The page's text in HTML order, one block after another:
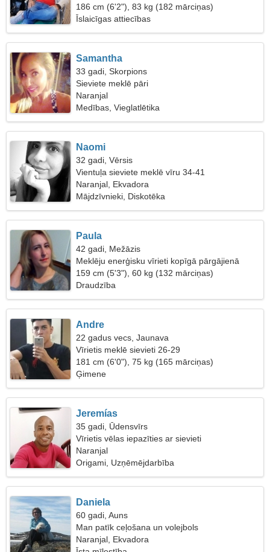
186 cm (6'2"), 83 kg (182 mārciņas)
Īslaicīgas attiecības
Samantha
33 gadi, Skorpions
Sieviete meklē pāri
Naranjal
Medības, Vieglatlētika
Naomi
32 gadi, Vērsis
Vientuļa sieviete meklē vīru 34-41
Naranjal, Ekvadora
Mājdzīvnieki, Diskotēka
Paula
42 gadi, Mežāzis
Meklēju enerģisku vīrieti kopīgā pārgājienā
159 cm (5'3"), 60 kg (132 mārciņas)
Draudzība
Andre
22 gadus vecs, Jaunava
Vīrietis meklē sievieti 26-29
181 cm (6'0"), 75 kg (165 mārciņas)
Ģimene
Jeremías
35 gadi, Ūdensvīrs
Vīrietis vēlas iepazīties ar sievieti
Naranjal
Origami, Uzņēmējdarbība
Daniela
60 gadi, Auns
Man patīk ceļošana un volejbols
Naranjal, Ekvadora